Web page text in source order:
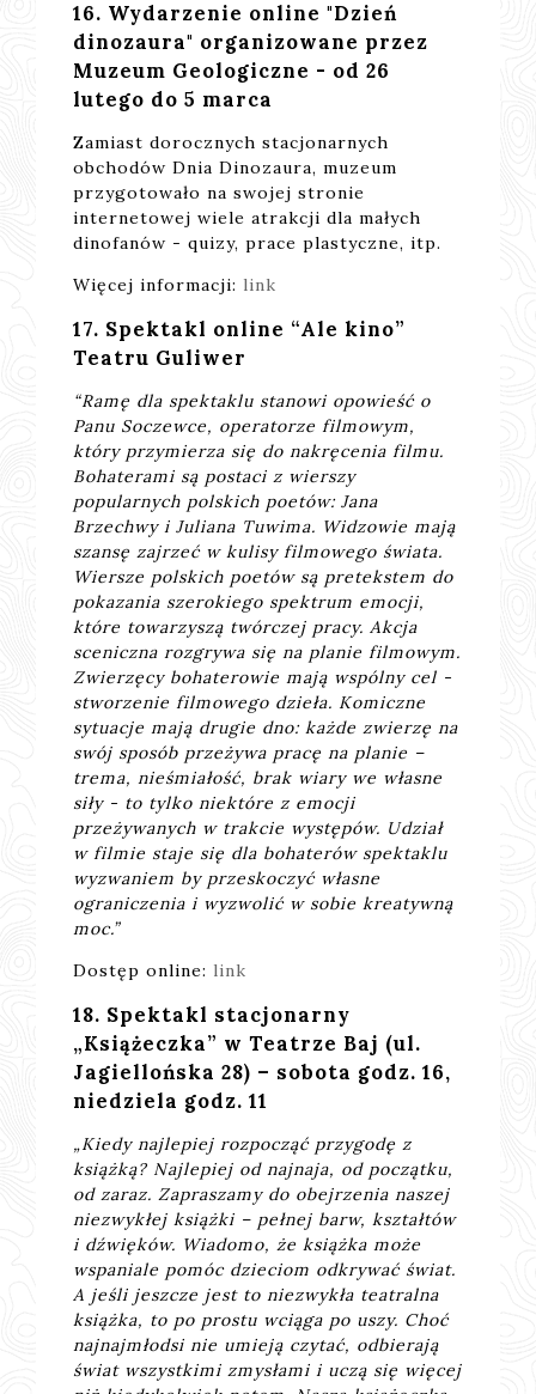
16. Wydarzenie online "Dzień
dinozaura" organizowane przez
Muzeum Geologiczne - od 26
lutego do 5 marca
Zamiast dorocznych stacjonarnych
obchodów Dnia Dinozaura, muzeum
przygotowało na swojej stronie
internetowej wiele atrakcji dla małych
dinofanów - quizy, prace plastyczne, itp.
Więcej informacji: link
17. Spektakl online “Ale kino”
Teatru Guliwer
“Ramę dla spektaklu stanowi opowieść o
Panu Soczewce, operatorze filmowym,
który przymierza się do nakręcenia filmu.
Bohaterami są postaci z wierszy
popularnych polskich poetów: Jana
Brzechwy i Juliana Tuwima. Widzowie mają
szansę zajrzeć w kulisy filmowego świata.
Wiersze polskich poetów są pretekstem do
pokazania szerokiego spektrum emocji,
które towarzyszą twórczej pracy. Akcja
sceniczna rozgrywa się na planie filmowym.
Zwierzęcy bohaterowie mają wspólny cel -
stworzenie filmowego dzieła. Komiczne
sytuacje mają drugie dno: każde zwierzę na
swój sposób przeżywa pracę na planie –
trema, nieśmiałość, brak wiary we własne
siły - to tylko niektóre z emocji
przeżywanych w trakcie występów. Udział
w filmie staje się dla bohaterów spektaklu
wyzwaniem by przeskoczyć własne
ograniczenia i wyzwolić w sobie kreatywną
moc.”
Dostęp online: link
18. Spektakl stacjonarny
„Książeczka” w Teatrze Baj (ul.
Jagiellońska 28) – sobota godz. 16,
niedziela godz. 11
„Kiedy najlepiej rozpocząć przygodę z
książką? Najlepiej od najnaja, od początku,
od zaraz. Zapraszamy do obejrzenia naszej
niezwykłej książki – pełnej barw, kształtów
i dźwięków. Wiadomo, że książka może
wspaniale pomóc dzieciom odkrywać świat.
A jeśli jeszcze jest to niezwykła teatralna
książka, to po prostu wciąga po uszy. Choć
najnajmłodsi nie umieją czytać, odbierają
świat wszystkimi zmysłami i uczą się więcej